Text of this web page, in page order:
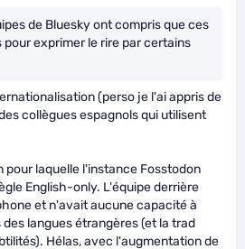
de Bluesky ont compris que ces
exprimer le rire par certains
(perso je l'ai appris de
collègues espagnols qui utilisent
pour laquelle l'instance Fosstodon
English-only. L'équipe derrière
et n'avait aucune capacité à
langues étrangères (et la trad
Hélas, avec l'augmentation de